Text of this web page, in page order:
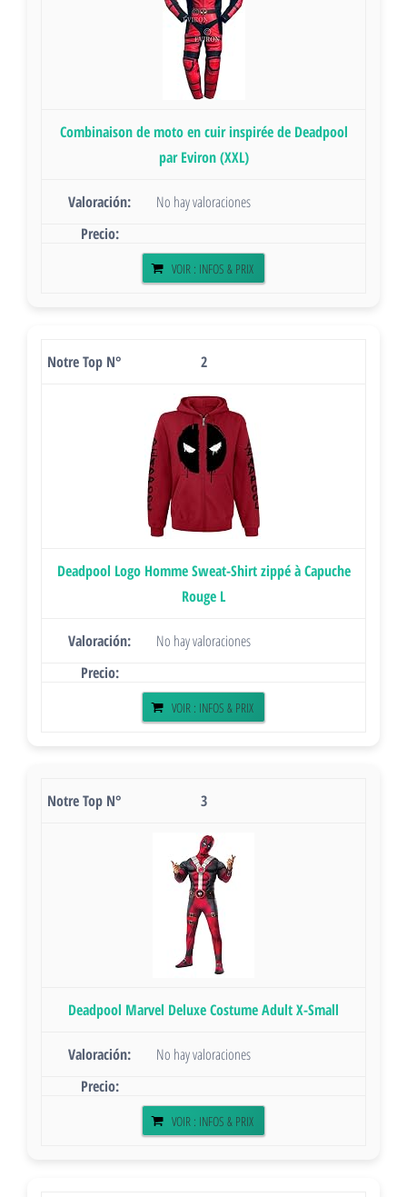
Combinaison de moto en cuir inspirée de Deadpool
par Eviron (XXL)
No hay valoraciones
VOIR : INFOS & PRIX
2
Deadpool Logo Homme Sweat-Shirt zippé à Capuche
Rouge L
No hay valoraciones
VOIR : INFOS & PRIX
3
Deadpool Marvel Deluxe Costume Adult X-Small
No hay valoraciones
VOIR : INFOS & PRIX